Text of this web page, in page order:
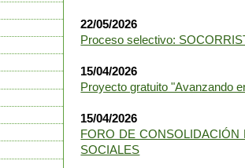
22/05/2026
Proceso selectivo:
15/04/2026
Proyecto gratuito "Avanzando
15/04/2026
FORO DE
SOCIALES